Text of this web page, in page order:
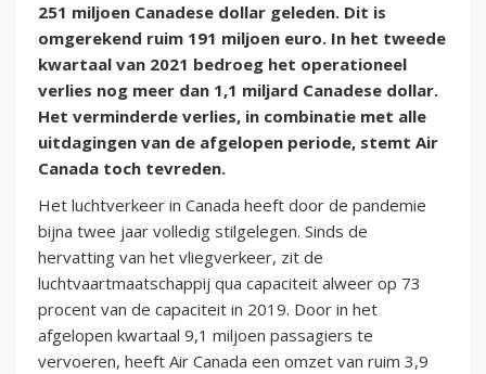
251 miljoen Canadese dollar geleden. Dit is
omgerekend ruim 191 miljoen euro. In het tweede
kwartaal van 2021 bedroeg het operationeel
verlies nog meer dan 1,1 miljard Canadese dollar.
Het verminderde verlies, in combinatie met alle
uitdagingen van de afgelopen periode, stemt Air
Canada toch tevreden.
Het luchtverkeer in Canada heeft door de pandemie
bijna twee jaar volledig stilgelegen. Sinds de
hervatting van het vliegverkeer, zit de
luchtvaartmaatschappij qua capaciteit alweer op 73
procent van de capaciteit in 2019. Door in het
afgelopen kwartaal 9,1 miljoen passagiers te
vervoeren, heeft Air Canada een omzet van ruim 3,9